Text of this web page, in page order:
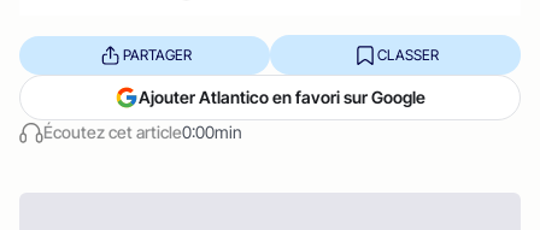
Écoutez cet article0:00min
PARTAGER CLASSER
Ajouter Atlantico en favori sur Google